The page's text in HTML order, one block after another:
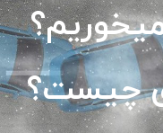
میخوریم؟
چیست؟